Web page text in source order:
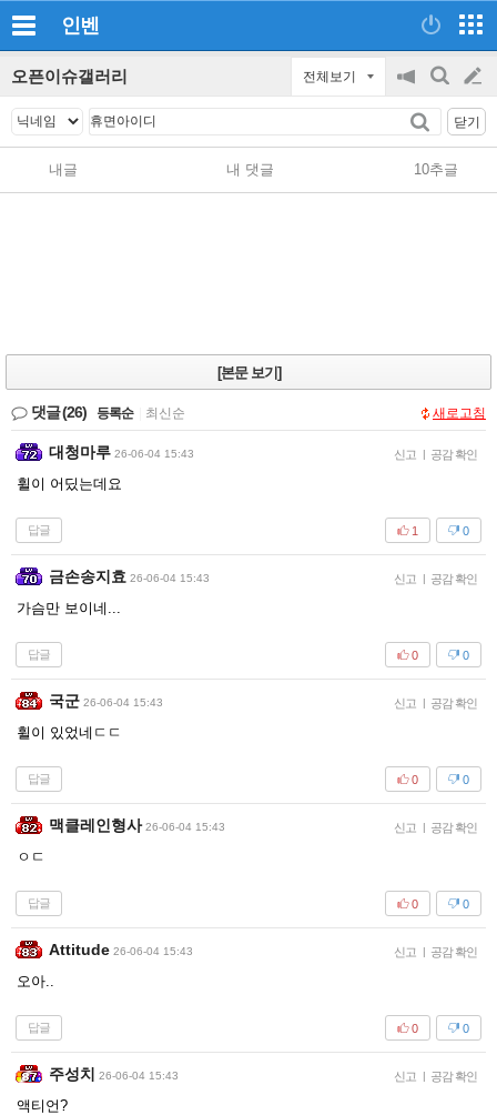
인벤
오픈이슈갤러리 전체보기
공
지
on/off
검
글
쓰
닫기
내글 내 댓글 10추글
[본문 보기]
댓글(26) 등록순 최신순 새로고침
대청마루 26-06-04 15:43 신고 | 공감 확인
휠이 어딨는데요
답글 0
1
금손송지효 26-06-04 15:43 신고 | 공감 확인
가슴만 보이네...
답글 0
0
국군 26-06-04 15:43 신고 | 공감 확인
휠이 있었네ㄷㄷ
답글 0
0
맥클레인형사 26-06-04 15:43 신고 | 공감 확인
ㅇㄷ
답글 0
0
Attitude 26-06-04 15:43 신고 | 공감 확인
오아..
답글 0
0
주성치 26-06-04 15:43 신고 | 공감 확인
액티언?